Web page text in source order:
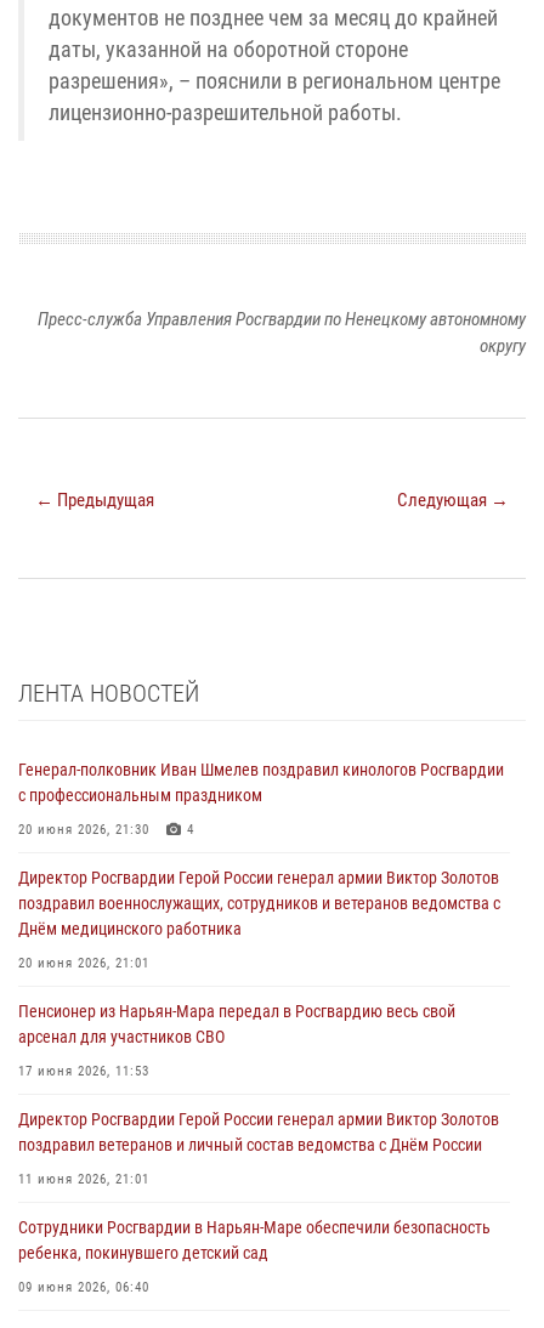
документов не позднее чем за месяц до крайней
даты, указанной на оборотной стороне
разрешения», – пояснили в региональном центре
лицензионно-разрешительной работы.
Пресс-служба Управления Росгвардии по Ненецкому автономному
округу
← Предыдущая Следующая →
ЛЕНТА НОВОСТЕЙ
Генерал-полковник Иван Шмелев поздравил кинологов Росгвардии
с профессиональным праздником
20 июня 2026, 21:30 4
Директор Росгвардии Герой России генерал армии Виктор Золотов
поздравил военнослужащих, сотрудников и ветеранов ведомства с
Днём медицинского работника
20 июня 2026, 21:01
Пенсионер из Нарьян-Мара передал в Росгвардию весь свой
арсенал для участников СВО
17 июня 2026, 11:53
Директор Росгвардии Герой России генерал армии Виктор Золотов
поздравил ветеранов и личный состав ведомства с Днём России
11 июня 2026, 21:01
Сотрудники Росгвардии в Нарьян-Маре обеспечили безопасность
ребенка, покинувшего детский сад
09 июня 2026, 06:40